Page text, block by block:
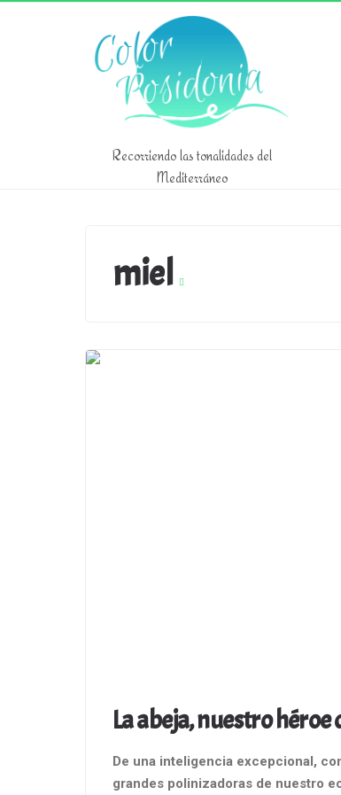
Recorriendo las tonalidades del
Mediterráneo
miel
La abeja, nuestro
De una inteligencia excepcional,
grandes polinizadoras de nuestro